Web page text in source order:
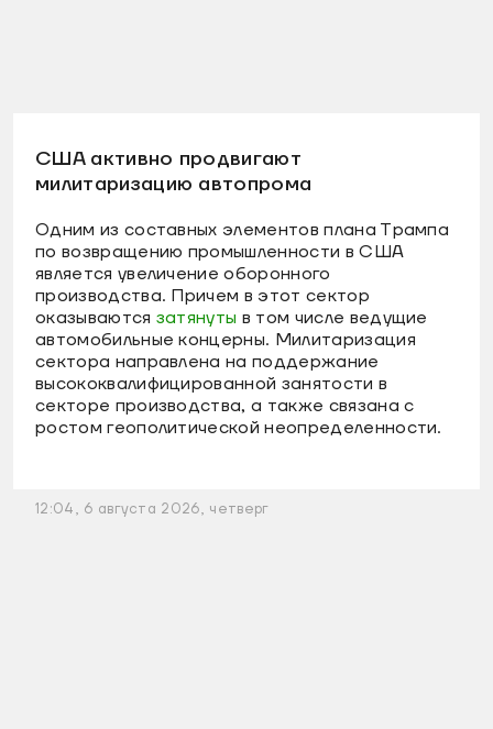
США активно продвигают
милитаризацию автопрома
Одним из составных элементов плана Трампа
по возвращению промышленности в США
является увеличение оборонного
производства. Причем в этот сектор
оказываются затянуты в том числе ведущие
автомобильные концерны. Милитаризация
сектора направлена на поддержание
высококвалифицированной занятости в
секторе производства, а также связана с
ростом геополитической неопределенности.
12:04, 6 августа 2026, четверг